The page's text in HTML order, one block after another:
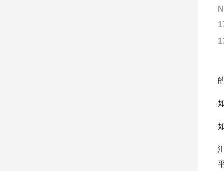
N